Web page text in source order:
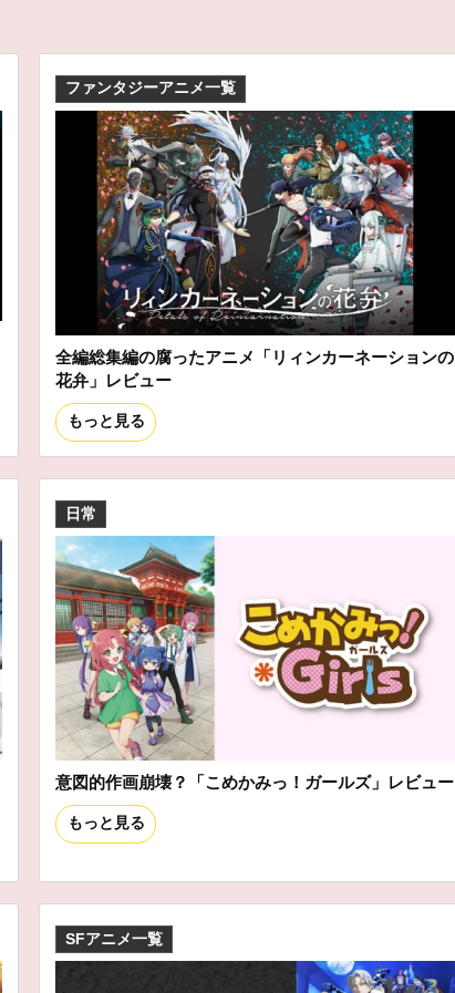
ファンタジーアニメ一覧
全編総集編の腐ったアニメ「リィンカーネーションの
花弁」レビュー
もっと見る
日常
意図的作画崩壊？「こめかみっ！ガールズ」レビュー
もっと見る
SFアニメ一覧